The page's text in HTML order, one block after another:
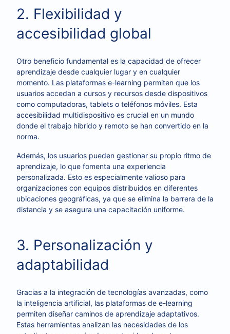
2. Flexibilidad y
accesibilidad global
Otro beneficio fundamental es la capacidad de ofrecer
aprendizaje desde cualquier lugar y en cualquier
momento. Las plataformas e-learning permiten que los
usuarios accedan a cursos y recursos desde dispositivos
como computadoras, tablets o teléfonos móviles. Esta
accesibilidad multidispositivo es crucial en un mundo
donde el trabajo híbrido y remoto se han convertido en la
norma.
Además, los usuarios pueden gestionar su propio ritmo de
aprendizaje, lo que fomenta una experiencia
personalizada. Esto es especialmente valioso para
organizaciones con equipos distribuidos en diferentes
ubicaciones geográficas, ya que se elimina la barrera de la
distancia y se asegura una capacitación uniforme.
3. Personalización y
adaptabilidad
Gracias a la integración de tecnologías avanzadas, como
la inteligencia artificial, las plataformas de e-learning
permiten diseñar caminos de aprendizaje adaptativos.
Estas herramientas analizan las necesidades de los